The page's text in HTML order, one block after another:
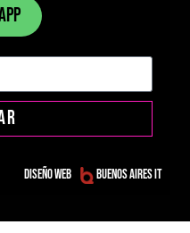
Diseño web Buenos Aires IT